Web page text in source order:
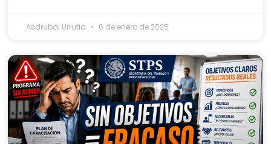
Asdrubal Urrutia 6 de enero de 2025